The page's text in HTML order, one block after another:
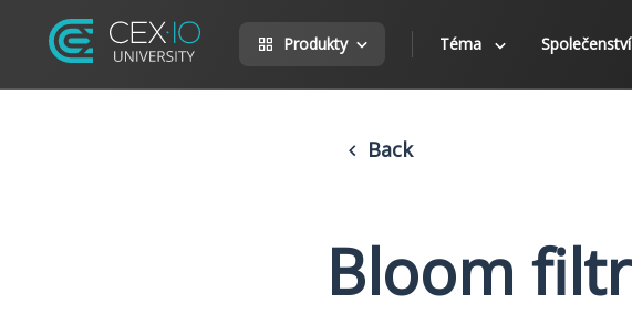
Produkty Téma Společenství
Back
Bloom filtr